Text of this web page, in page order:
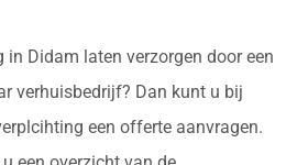
Didam laten verzorgen door een
verhuisbedrijf? Dan kunt u bij
een offerte aanvragen.